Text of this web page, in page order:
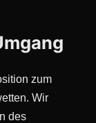
zum
Wir
des